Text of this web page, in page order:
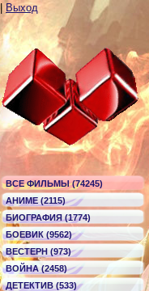
Выход
ВСЕ ФИЛЬМЫ (74245)
АНИМЕ (2115)
БИОГРАФИЯ (1774)
БОЕВИК (9562)
ВЕСТЕРН (973)
ВОЙНА (2458)
ДЕТЕКТИВ (533)